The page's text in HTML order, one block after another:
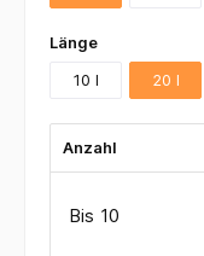
Länge
10 l 20 l
Anzahl
Bis 10